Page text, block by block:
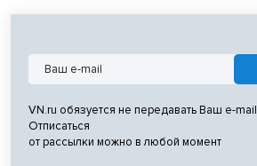
VN.ru обязуется не передавать Ваш e-
Отписаться
от рассылки можно в любой момент